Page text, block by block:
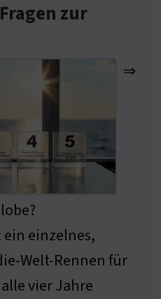
zur
⇒
ein einzelnes,
Welt-Rennen für
vier Jahre